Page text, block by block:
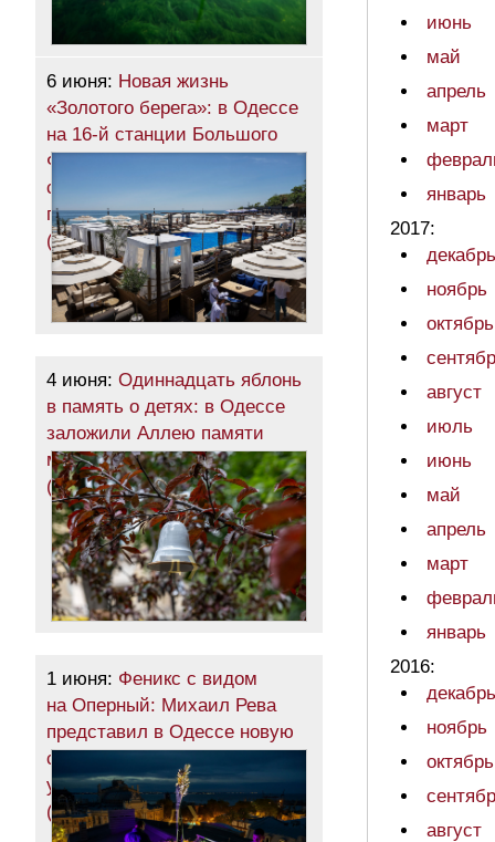
6 июня: Новая жизнь
«Золотого берега»: в Одессе
на 16-й станции Большого
Фонтана открылся
современный семейный
пляжный комплекс
(общество)
4 июня: Одиннадцать яблонь
в память о детях: в Одессе
заложили Аллею памяти
маленьких жертв войны
(фото)
1 июня: Феникс с видом
на Оперный: Михаил Рева
представил в Одессе новую
скульптуру из обломков
уничтоженного элеватора
(фото)
июнь
май
апрель
март
январь
2017:
декабрь
ноябрь
октябрь
август
июль
июнь
май
апрель
март
январь
2016:
декабрь
ноябрь
октябрь
август